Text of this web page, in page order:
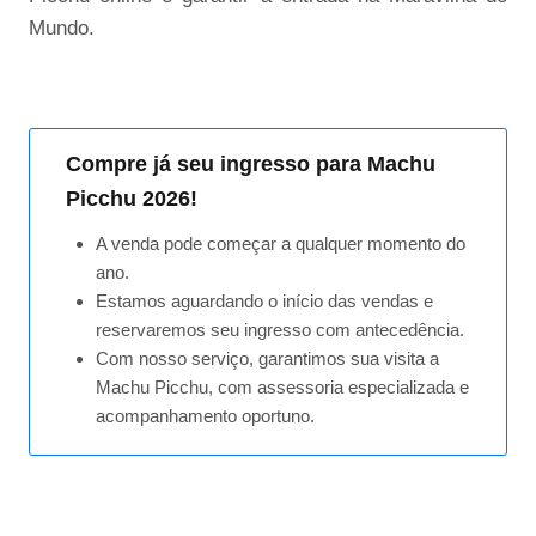
Mundo.
Compre já seu ingresso para Machu
Picchu 2026!
A venda pode começar a qualquer momento do
ano.
Estamos aguardando o início das vendas e
reservaremos seu ingresso com antecedência.
Com nosso serviço, garantimos sua visita a
Machu Picchu, com assessoria especializada e
acompanhamento oportuno.